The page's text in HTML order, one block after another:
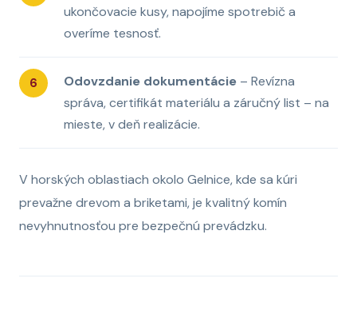
ukončovacie kusy, napojíme spotrebič a
overíme tesnosť.
Odovzdanie dokumentácie – Revízna
správa, certifikát materiálu a záručný list – na
mieste, v deň realizácie.
V horských oblastiach okolo Gelnice, kde sa kúri
prevažne drevom a briketami, je kvalitný komín
nevyhnutnosťou pre bezpečnú prevádzku.